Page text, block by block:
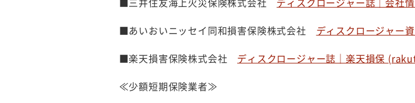
■あいおいニッセイ同和損害保険株式会社 ディスクロージャー
■楽天損害保険株式会社 ディスクロージャー誌｜楽天損保
≪少額短期保険業者≫